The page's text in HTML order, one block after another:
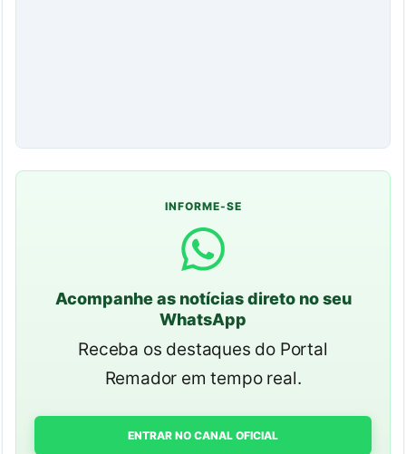
INFORME-SE
Acompanhe as notícias direto no seu
WhatsApp
Receba os destaques do Portal
Remador em tempo real.
ENTRAR NO CANAL OFICIAL